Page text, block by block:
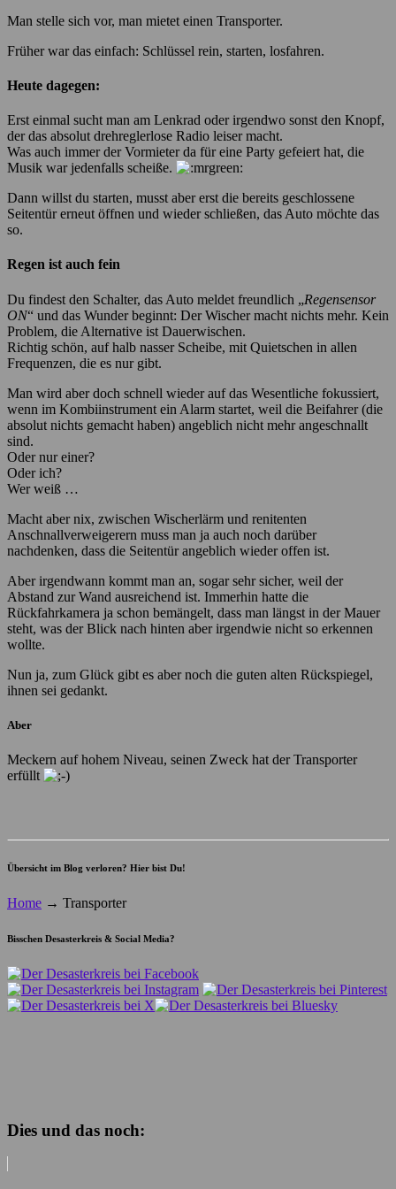
Man stelle sich vor, man mietet einen Transporter.
Früher war das einfach: Schlüssel rein, starten, losfahren.
Heute dagegen:
Erst einmal sucht man am Lenkrad oder irgendwo sonst den Knopf,
der das absolut drehreglerlose Radio leiser macht.
Was auch immer der Vormieter da für eine Party gefeiert hat, die
Musik war jedenfalls scheiße.
Dann willst du starten, musst aber erst die bereits geschlossene
Seitentür erneut öffnen und wieder schließen, das Auto möchte das
so.
Regen ist auch fein
Du findest den Schalter, das Auto meldet freundlich „Regensensor
ON“ und das Wunder beginnt: Der Wischer macht nichts mehr. Kein
Problem, die Alternative ist Dauerwischen.
Richtig schön, auf halb nasser Scheibe, mit Quietschen in allen
Frequenzen, die es nur gibt.
Man wird aber doch schnell wieder auf das Wesentliche fokussiert,
wenn im Kombiinstrument ein Alarm startet, weil die Beifahrer (die
absolut nichts gemacht haben) angeblich nicht mehr angeschnallt
sind.
Oder nur einer?
Oder ich?
Wer weiß …
Macht aber nix, zwischen Wischerlärm und renitenten
Anschnallverweigerern muss man ja auch noch darüber
nachdenken, dass die Seitentür angeblich wieder offen ist.
Aber irgendwann kommt man an, sogar sehr sicher, weil der
Abstand zur Wand ausreichend ist. Immerhin hatte die
Rückfahrkamera ja schon bemängelt, dass man längst in der Mauer
steht, was der Blick nach hinten aber irgendwie nicht so erkennen
wollte.
Nun ja, zum Glück gibt es aber noch die guten alten Rückspiegel,
ihnen sei gedankt.
Aber
Meckern auf hohem Niveau, seinen Zweck hat der Transporter
erfüllt
Übersicht im Blog verloren? Hier bist Du!
Home → Transporter
Bisschen Desasterkreis & Social Media?
Dies und das noch: